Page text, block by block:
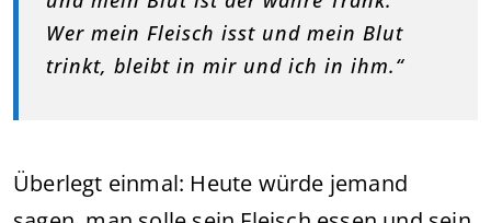
Wer mein Fleisch isst und mein Blut
trinkt, bleibt in mir und ich in ihm.“
Überlegt einmal: Heute würde jemand